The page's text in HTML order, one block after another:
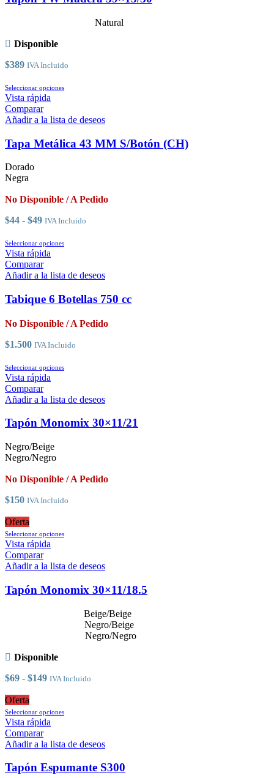
opciones
la
Natural
Disponible
$389 IVA Incluido
Seleccionar opcionesEste
múltiples
Las
opciones
en
página
producto
Vista rápida
Comparar
Añadir a la lista de deseos
Tapa Metálica 43 MM S/Botón (CH)
Dorado
Negra
No Disponible / A Pedido
$44 - $49Rango
precios:
desde
$44
hasta
IVA Incluido
Seleccionar opcionesEste
múltiples
Las
opciones
se
pueden
elegir
página
producto
Vista rápida
Comparar
Añadir a la lista de deseos
Tabique 6 Botellas 750 cc
No Disponible / A Pedido
$1.500 IVA Incluido
Seleccionar opcionesEste
múltiples
Las
en
página
Vista rápida
Comparar
Añadir a la lista de deseos
Tapón Monomix 30×11/21
Negro/Beige
Negro/Negro
No Disponible / A Pedido
$150 IVA Incluido
Oferta
Seleccionar opcionesEste
múltiples
Las
opciones
pueden
elegir
de
Vista rápida
Comparar
Añadir a la lista de deseos
Tapón Monomix 30×11/18.5
Beige/Beige
Negro/Beige
Negro/Negro
Disponible
$69 - $149Rango
desde
$69
$149
IVA Incluido
Oferta
Seleccionar opcionesEste
múltiples
Las
Vista rápida
Comparar
Añadir a la lista de deseos
Tapón Espumante S300